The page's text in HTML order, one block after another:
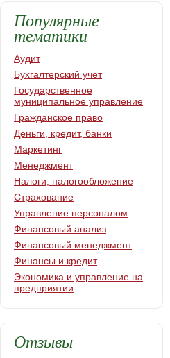
Популярные
тематики
Аудит
Бухгалтерский учет
Государственное
муниципальное управление
Гражданское право
Деньги, кредит, банки
Маркетинг
Менеджмент
Налоги, налогообложение
Страхование
Управление персоналом
Финансовый анализ
Финансовый менеджмент
Финансы и кредит
Экономика и управление на
предприятии
Отзывы